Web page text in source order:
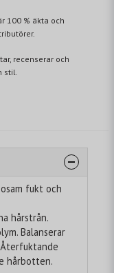
100 % äkta och
recenserar och
stil.
fukt och
hårstrån.
Balanserar
hårbotten.